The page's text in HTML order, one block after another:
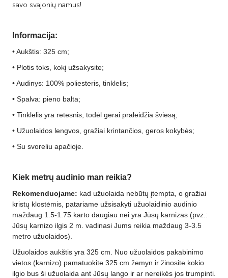
savo svajonių namus!
Informacija:
• Aukštis: 325 cm;
• Plotis toks, kokį užsakysite;
• Audinys: 100% poliesteris, tinklelis;
• Spalva: pieno balta;
• Tinklelis yra retesnis, todėl gerai praleidžia šviesą;
• Užuolaidos lengvos, gražiai krintančios, geros kokybės;
• Su svoreliu apačioje.
Kiek metrų audinio man reikia?
Rekomenduojame: kad užuolaida nebūtų įtempta, o gražiai
kristų klostėmis, patariame užsisakyti užuolaidinio audinio
maždaug 1.5-1.75 karto daugiau nei yra Jūsų karnizas (pvz.:
Jūsų karnizo ilgis 2 m. vadinasi Jums reikia maždaug 3-3.5
metro užuolaidos).
Užuolaidos aukštis yra 325 cm. Nuo užuolaidos pakabinimo
vietos (karnizo) pamatuokite 325 cm žemyn ir žinosite kokio
ilgio bus ši užuolaida ant Jūsų lango ir ar nereikės jos trumpinti.